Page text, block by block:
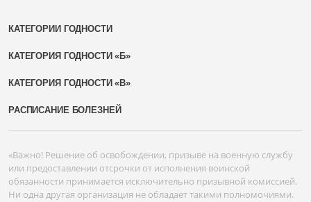
КАТЕГОРИИ ГОДНОСТИ
КАТЕГОРИЯ ГОДНОСТИ «Б»
КАТЕГОРИЯ ГОДНОСТИ «В»
РАСПИСАНИЕ БОЛЕЗНЕЙ
«Важно! Решение об освобождении, призыве на военную службу
или предоставлении отсрочки от исполнения воинской
обязанности принимается исключительно призывной комиссией.
Ни одна другая организация не обладает такими полномочиями.